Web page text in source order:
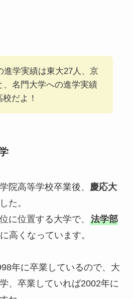
進学実績は東大27人、京
、名門大学への進学実績
だよ！
院高等学校卒業後、
慶応大
た。
に位置する大学で、 法学部
高くなっています。
年に卒業しているので、大
、卒業していれば2002年に